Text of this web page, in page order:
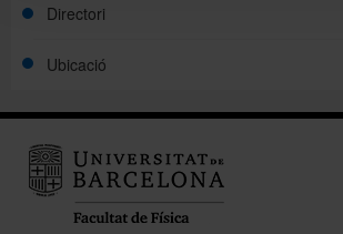
Directori
Ubicació